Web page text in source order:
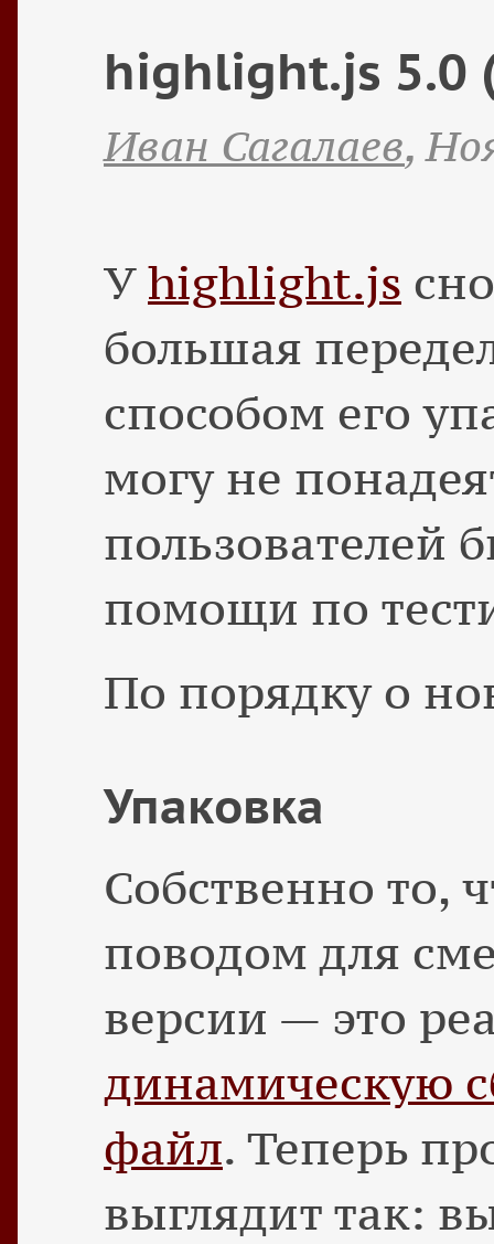
highlight.js 5.0
Иван Сагалаев,
Уhighlight.js
большая
способом его
могу не
пользователей
помощи по
По порядку о
Упаковка
Собственно то,
поводом для
версии — это
динамическую
файл. Теперь
выглядит так: